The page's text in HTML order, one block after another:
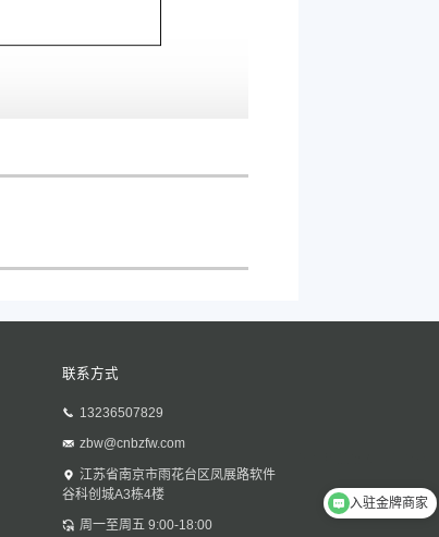
联系方式
13236507829
zbw@cnbzfw.com
江苏省南京市雨花台区凤展路软件
谷科创城A3栋4楼
周一至周五 9:00-18:00
入驻金牌商家